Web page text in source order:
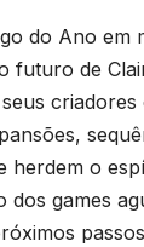
do Ano em
futuro de
criadores
herdem o
dos games